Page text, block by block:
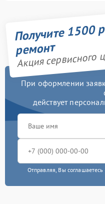
Получите 1500
ремонт
Акция сервисного
При оформлении
действует
Отправляя, Вы соглашаетесь